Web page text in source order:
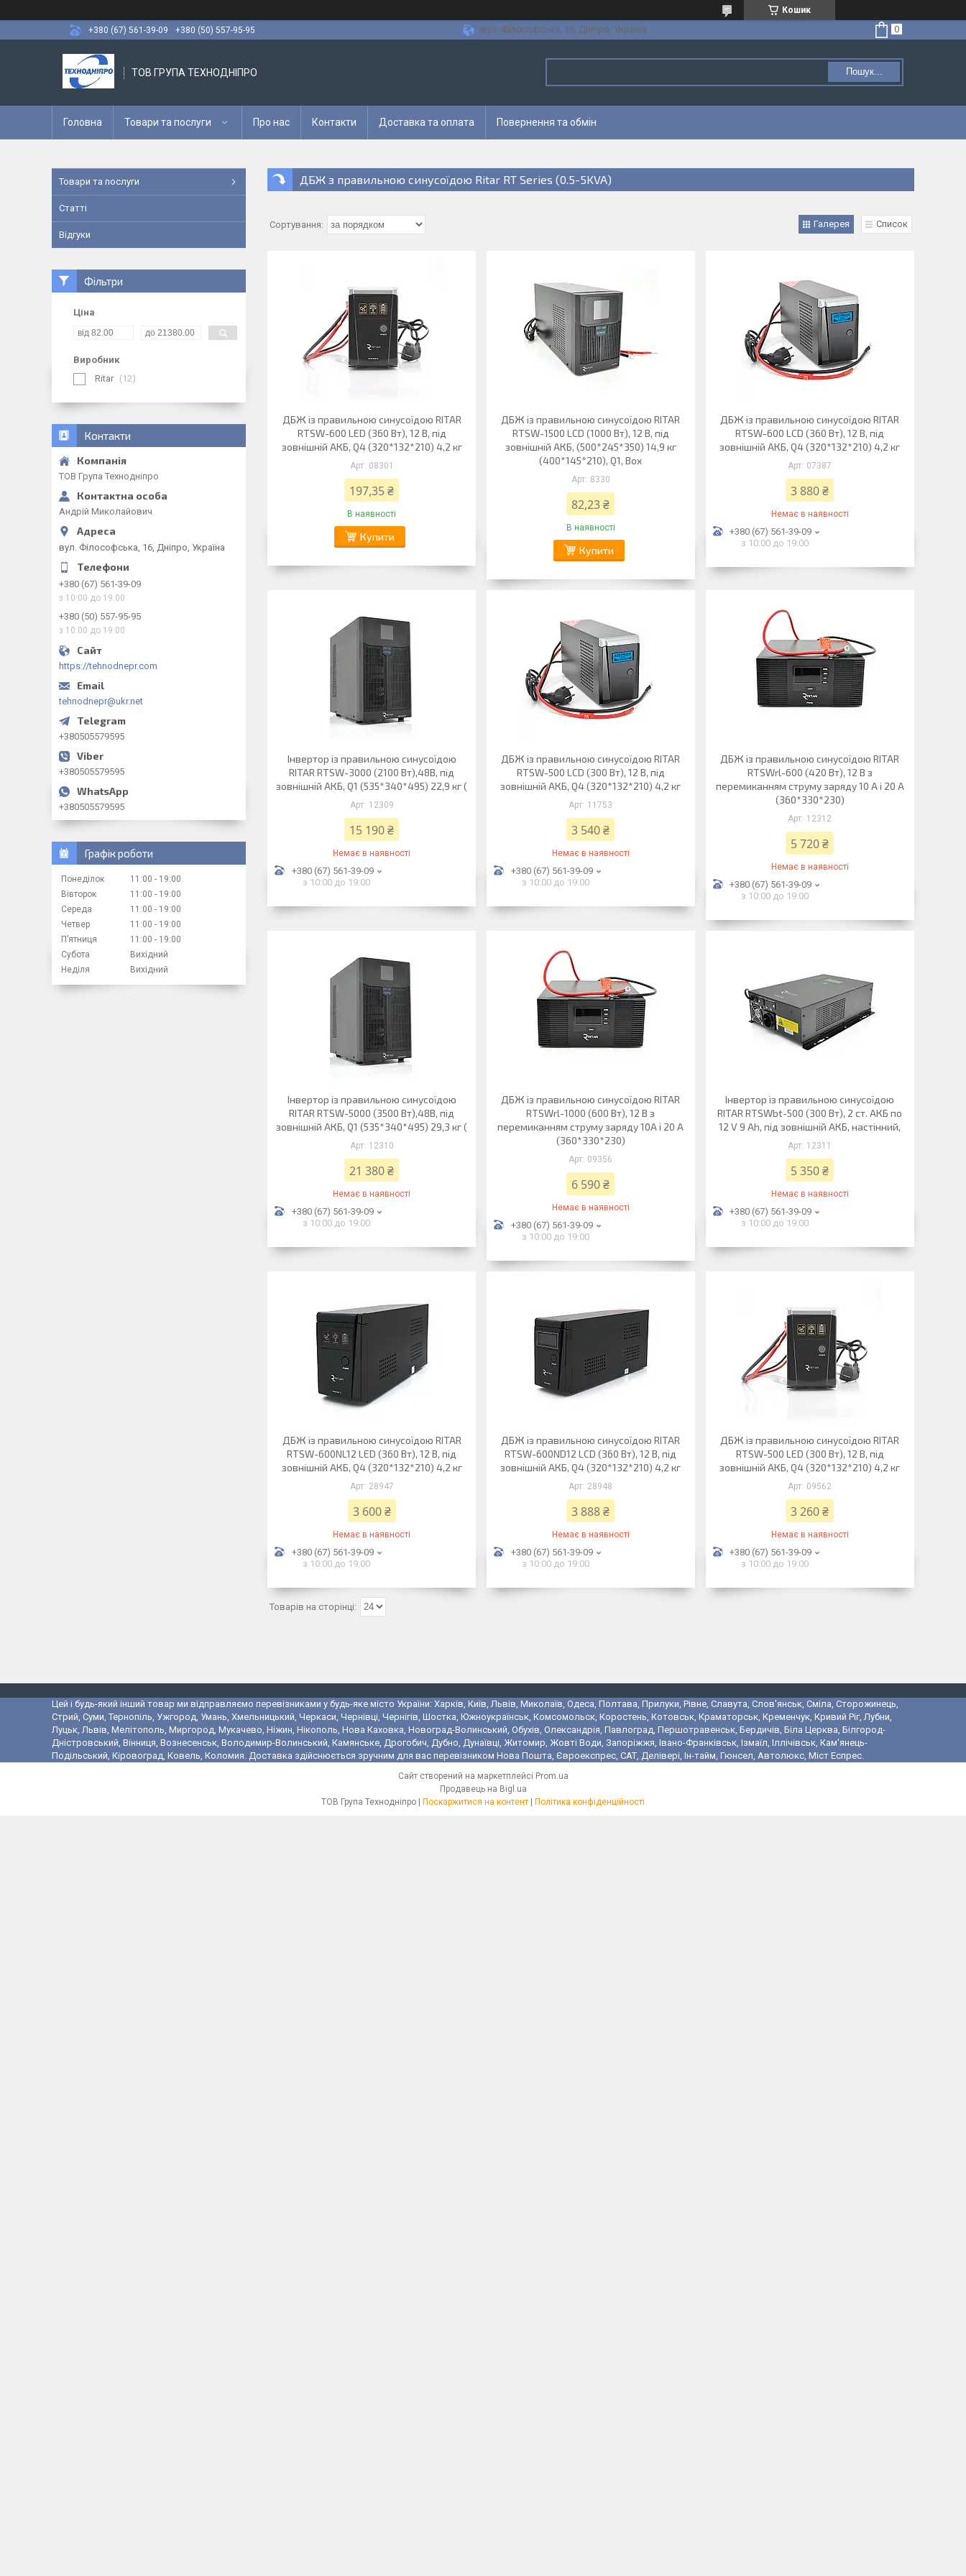
Кошик
+380 (67) 561-39-09
+380 (50) 557-95-95 вул. Філософська, 16, Дніпро, Україна
ТОВ ГРУПА ТЕХНОДНІПРО Пошук...
Головна Товари та послуги Про нас Контакти Доставка та оплата Повернення та обмін
ДБЖ з правильною синусоїдою Ritar RT Series (0.5-5KVA)
Галерея Список
ДБЖ із правильною синусоїдою RITAR
RTSW-600 LED (360 Вт), 12 В, під
зовнішній АКБ, Q4 (320*132*210) 4,2 кг
08301
197,35 ₴
В наявності
Купити
ДБЖ із правильною синусоїдою RITAR
RTSW-1500 LCD (1000 Вт), 12 В, під
зовнішній АКБ, (500*245*350) 14,9 кг
(400*145*210), Q1, Box
8330
82,23 ₴
В наявності
Купити
ДБЖ із правильною синусоїдою RITAR
RTSW-600 LCD (360 Вт), 12 В, під
зовнішній АКБ, Q4 (320*132*210) 4,2 кг
07387
3 880 ₴
Немає в наявності
+380 (67) 561-39-09
з 10:00 до 19:00
Інвертор із правильною синусоїдою
RITAR RTSW-3000 (2100 Вт),48В, під
зовнішній АКБ, Q1 (535*340*495) 22,9 кг (
12309
15 190 ₴
Немає в наявності
+380 (67) 561-39-09
з 10:00 до 19:00
ДБЖ із правильною синусоїдою RITAR
RTSW-500 LCD (300 Вт), 12 В, під
зовнішній АКБ, Q4 (320*132*210) 4,2 кг
11753
3 540 ₴
Немає в наявності
+380 (67) 561-39-09
з 10:00 до 19:00
ДБЖ із правильною синусоїдою RITAR
RTSWrl-600 (420 Вт), 12 В з
перемиканням струму заряду 10 A і 20 A
(360*330*230)
12312
5 720 ₴
Немає в наявності
+380 (67) 561-39-09
з 10:00 до 19:00
Інвертор із правильною синусоїдою
RITAR RTSW-5000 (3500 Вт),48В, під
зовнішній АКБ, Q1 (535*340*495) 29,3 кг (
12310
21 380 ₴
Немає в наявності
+380 (67) 561-39-09
з 10:00 до 19:00
ДБЖ із правильною синусоїдою RITAR
RTSWrl-1000 (600 Вт), 12 В з
перемиканням струму заряду 10A і 20 A
(360*330*230)
09356
6 590 ₴
Немає в наявності
+380 (67) 561-39-09
з 10:00 до 19:00
Інвертор із правильною синусоїдою
RITAR RTSWbt-500 (300 Вт), 2 ст. АКБ по
12 V 9 Ah, під зовнішній АКБ, настінний,
12311
5 350 ₴
Немає в наявності
+380 (67) 561-39-09
з 10:00 до 19:00
ДБЖ із правильною синусоїдою RITAR
RTSW-600NL12 LED (360 Вт), 12 В, під
зовнішній АКБ, Q4 (320*132*210) 4,2 кг
28947
3 600 ₴
Немає в наявності
+380 (67) 561-39-09
з 10:00 до 19:00
ДБЖ із правильною синусоїдою RITAR
RTSW-600ND12 LCD (360 Вт), 12 В, під
зовнішній АКБ, Q4 (320*132*210) 4,2 кг
28948
3 888 ₴
Немає в наявності
+380 (67) 561-39-09
з 10:00 до 19:00
ДБЖ із правильною синусоїдою RITAR
RTSW-500 LED (300 Вт), 12 В, під
зовнішній АКБ, Q4 (320*132*210) 4,2 кг
09562
3 260 ₴
Немає в наявності
+380 (67) 561-39-09
з 10:00 до 19:00
Товари та послуги
Статті
Відгуки
Фільтри
Ціна
Виробник
Ritar
12
Контакти
ТОВ Група Технодніпро
Андрій Миколайович
вул. Філософська, 16, Дніпро, Україна
+380 (67) 561-39-09
з 10:00 до 19:00
+380 (50) 557-95-95
з 10:00 до 19:00
https://tehnodnepr.com
tehnodnepr@ukr.net
+380505579595
+380505579595
+380505579595
Графік роботи
Понеділок 11:00
19:00
Вівторок
11:00
19:00
Середа
11:00
19:00
Четвер
11:00
19:00
Пʼятниця
11:00
19:00
Субота
Вихідний
Неділя
Вихідний
Цей і будь-який інший товар ми відправляємо перевізниками у будь-яке місто України: Харків, Київ, Львів, Миколаїв, Одеса, Полтава, Прилуки, Рівне, Славута, Слов'янськ, Сміла, Сторожинець,
Стрий, Суми, Тернопіль, Ужгород, Умань, Хмельницький, Черкаси, Чернівці, Чернігів, Шостка, Южноукраїнськ, Комсомольск, Коростень, Котовськ, Краматорськ, Кременчук, Кривий Ріг, Лубни,
Луцьк, Львів, Мелітополь, Миргород, Мукачево, Ніжин, Нікополь, Нова Каховка, Новоград-Волинський, Обухів, Олександрія, Павлоград, Першотравенськ, Бердичів, Біла Церква, Білгород-
Дністровський, Вінниця, Вознесенськ, Володимир-Волинський, Камянське, Дрогобич, Дубно, Дунаївці, Житомир, Жовті Води, Запоріжжя, Івано-Франківськ, Ізмаїл, Іллічівськ, Кам'янець-
Подільський, Кіровоград, Ковель, Коломия. Доставка здійснюється зручним для вас перевізником Нова Пошта, Євроекспрес, САТ, Делівері, Ін-тайм, Гюнсел, Автолюкс, Міст Еспрес.
Сайт створений на маркетплейсі Prom.ua
Продавець на Bigl.ua
Поскаржитися на контент Політика конфіденційності